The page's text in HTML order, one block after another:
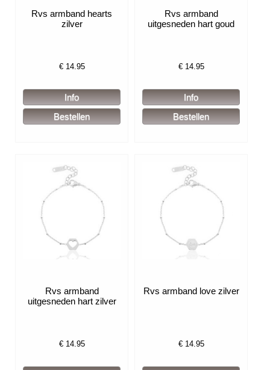
Rvs armband hearts
zilver
€ 14.95
Rvs armband
uitgesneden hart goud
€ 14.95
Rvs armband
uitgesneden hart zilver
€ 14.95
Rvs armband love zilver
€ 14.95